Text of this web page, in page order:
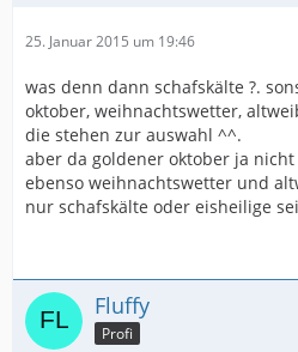
25. Januar 2015 um 19:46
was denn dann schafskälte ?.
oktober, weihnachtswetter,
die stehen zur auswahl ^^.
aber da goldener oktober ja
ebenso weihnachtswetter und
nur schafskälte oder eisheilige
Fluffy
Profi